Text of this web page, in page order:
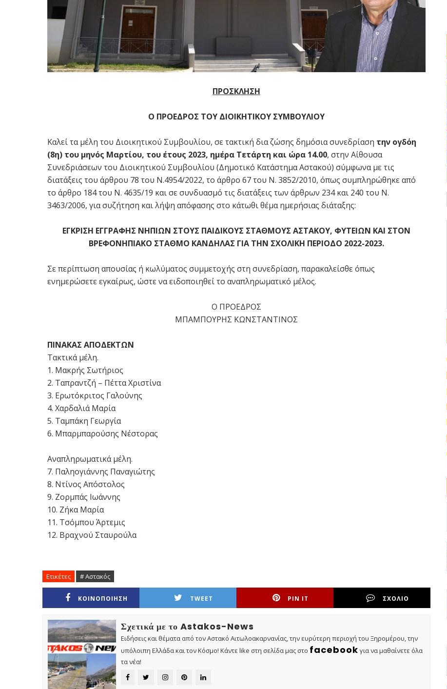
ΠΡΟΣΚΛΗΣΗ
Ο ΠΡΟΕΔΡΟΣ ΤΟΥ ΔΙΟΙΚΗΤΙΚΟΥ ΣΥΜΒΟΥΛΙΟΥ
Καλεί τα μέλη του Διοικητικού Συμβουλίου, σε τακτική δια ζώσης δημόσια συνεδρίαση την ογδόη
(8η) του μηνός Μαρτίου, του έτους 2023, ημέρα Τετάρτη και ώρα 14.00, στην Αίθουσα
Συνεδριάσεων του Διοικητικού Συμβουλίου (Δημοτικό Κατάστημα Αστακού) σύμφωνα με τις
διατάξεις του άρθρου 78 του Ν.4954/2022, το άρθρο 67 του Ν. 3852/2010, όπως συμπληρώθηκε από
το άρθρο 184 του Ν. 4635/19 και σε συνδυασμό τις διατάξεις των άρθρων 234 και 240 του Ν.
3463/2006, για συζήτηση και λήψη απόφασης στο κάτωθι θέμα ημερήσιας διάταξης:
ΕΓΚΡΙΣΗ ΕΓΓΡΑΦΗΣ ΝΗΠΙΩΝ ΣΤΟΥΣ ΠΑΙΔΙΚΟΥΣ ΣΤΑΘΜΟΥΣ ΑΣΤΑΚΟΥ, ΦΥΤΕΙΩΝ ΚΑΙ ΣΤΟΝ
ΒΡΕΦΟΝΗΠΙΑΚΟ ΣΤΑΘΜΟ ΚΑΝΔΗΛΑΣ ΓΙΑ ΤΗΝ ΣΧΟΛΙΚΗ ΠΕΡΙΟΔΟ 2022-2023.
Σε περίπτωση απουσίας ή κωλύματος συμμετοχής στη συνεδρίαση, παρακαλείσθε όπως
ενημερώσετε εγκαίρως, ώστε να ειδοποιηθεί το αναπληρωματικό μέλος.
Ο ΠΡΟΕΔΡΟΣ
ΜΠΑΜΠΟΥΡΗΣ ΚΩΝΣΤΑΝΤΙΝΟΣ
ΠΙΝΑΚΑΣ ΑΠΟΔΕΚΤΩΝ
Τακτικά μέλη.
1. Μακρής Σωτήριος
2. Ταπραντζή – Πέττα Χριστίνα
3. Ερωτόκριτος Γαλούνης
4. Χαρδαλιά Μαρία
5. Ταμπάκη Γεωργία
6. Μπαρμπαρούσης Νέστορας
Αναπληρωματικά μέλη.
7. Παληογιάννης Παναγιώτης
8. Ντίνος Απόστολος
9. Ζορμπάς Ιωάννης
10. Ζήκα Μαρία
11. Τσόμπου Άρτεμις
12. Βραχνού Σταυρούλα
Ετικέτες # Αστακός
ΚΟΙΝΟΠΟΙΗΣΗ TWEET PIN IT ΣΧΟΛΙΟ
Σχετικά με το Astakos-News
Ειδήσεις και θέματα από τον Αστακό Αιτωλοακαρνανίας, την ευρύτερη περιοχή του Ξηρομέρου, την
υπόλοιπη Ελλάδα και τον Κόσμο! Κάντε like στη σελίδα μας στο facebook για να μαθαίνετε όλα
τα νέα!